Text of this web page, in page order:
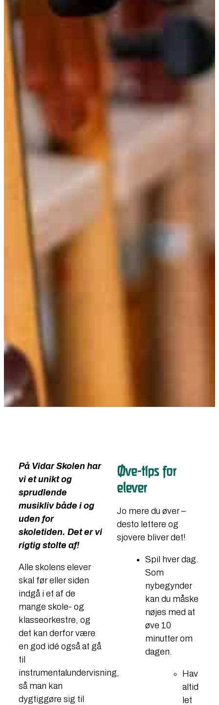
På Vidar Skolen har
vi et unikt og
sprudlende
musikliv både i og
uden for
skoletiden. Det er vi
rigtig stolte af!
Alle skolens elever
skal før eller siden
indgå i et af de
mange skole- og
klasseorkestre, og
det kan derfor være
en god idé også at gå
til
instrumentalundervisning,
så man kan
dygtiggøre sig til
Øve-tips for
elever
Jo mere du øver –
desto lettere og
sjovere bliver det!
Spil hver dag.
Som
nybegynder
kan du måske
nøjes med at
øve 10
minutter om
dagen.
Hav
altid
let